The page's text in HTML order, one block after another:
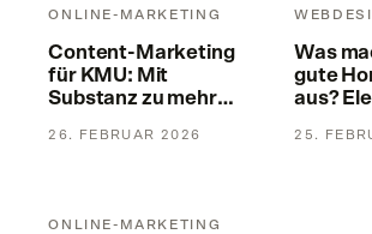
ONLINE-MARKETING
Content-Marketing
für KMU: Mit
Substanz zu mehr
26. FEBRUAR 2026
Was
gute
aus?
25.
ONLINE-MARKETING